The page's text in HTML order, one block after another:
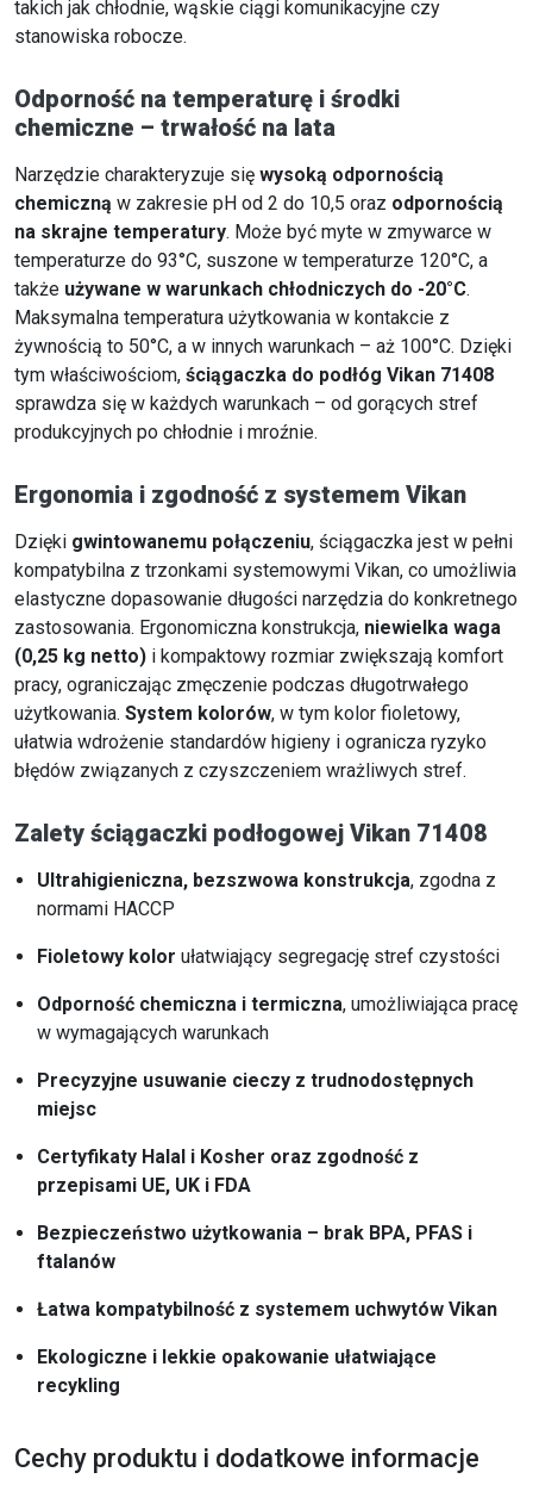
takich jak chłodnie, wąskie ciągi komunikacyjne czy
stanowiska robocze.
Odporność na temperaturę i środki
chemiczne – trwałość na lata
Narzędzie charakteryzuje się wysoką odpornością
chemiczną w zakresie pH od 2 do 10,5 oraz odpornością
na skrajne temperatury. Może być myte w zmywarce w
temperaturze do 93°C, suszone w temperaturze 120°C, a
także używane w warunkach chłodniczych do -20°C.
Maksymalna temperatura użytkowania w kontakcie z
żywnością to 50°C, a w innych warunkach – aż 100°C. Dzięki
tym właściwościom, ściągaczka do podłóg Vikan 71408
sprawdza się w każdych warunkach – od gorących stref
produkcyjnych po chłodnie i mroźnie.
Ergonomia i zgodność z systemem Vikan
Dzięki gwintowanemu połączeniu, ściągaczka jest w pełni
kompatybilna z trzonkami systemowymi Vikan, co umożliwia
elastyczne dopasowanie długości narzędzia do konkretnego
zastosowania. Ergonomiczna konstrukcja, niewielka waga
(0,25 kg netto) i kompaktowy rozmiar zwiększają komfort
pracy, ograniczając zmęczenie podczas długotrwałego
użytkowania. System kolorów, w tym kolor fioletowy,
ułatwia wdrożenie standardów higieny i ogranicza ryzyko
błędów związanych z czyszczeniem wrażliwych stref.
Zalety ściągaczki podłogowej Vikan 71408
Ultrahigieniczna, bezszwowa konstrukcja, zgodna z
normami HACCP
Fioletowy kolor ułatwiający segregację stref czystości
Odporność chemiczna i termiczna, umożliwiająca pracę
w wymagających warunkach
Precyzyjne usuwanie cieczy z trudnodostępnych
miejsc
Certyfikaty Halal i Kosher oraz zgodność z
przepisami UE, UK i FDA
Bezpieczeństwo użytkowania – brak BPA, PFAS i
ftalanów
Łatwa kompatybilność z systemem uchwytów Vikan
Ekologiczne i lekkie opakowanie ułatwiające
recykling
Cechy produktu i dodatkowe informacje